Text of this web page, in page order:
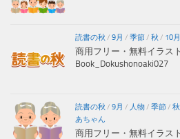
読書の秋 / 9月 / 季節/ 秋 / 10月
商用フリー・無料イラス
Book_Dokushonoaki027
読書の秋 / 9月 / 人物/ 季節/ 秋
あちゃん
商用フリー・無料イラス